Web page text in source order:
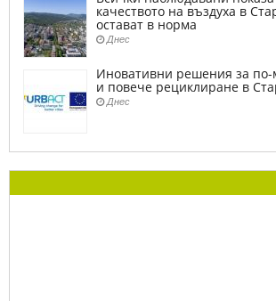
качеството на въздуха в
остават в норма
Днес
Иновативни решения за по-
и повече рециклиране в
Днес